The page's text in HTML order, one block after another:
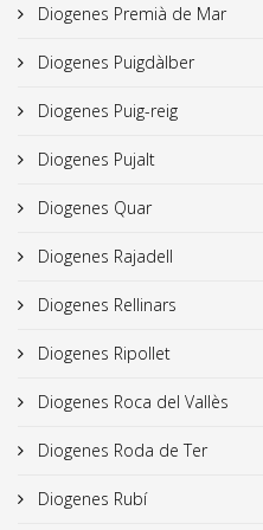
Diogenes Premià de Mar
Diogenes Puigdàlber
Diogenes Puig-reig
Diogenes Pujalt
Diogenes Quar
Diogenes Rajadell
Diogenes Rellinars
Diogenes Ripollet
Diogenes Roca del Vallès
Diogenes Roda de Ter
Diogenes Rubí